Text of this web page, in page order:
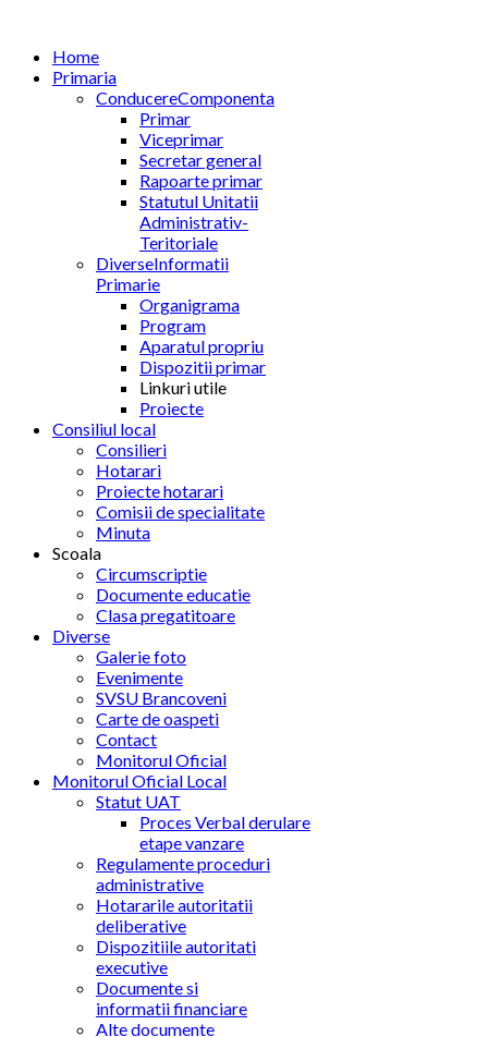
Home
Primaria
ConducereComponenta
Primar
Viceprimar
Secretar general
Rapoarte primar
Statutul Unitatii
Administrativ-
Teritoriale
DiverseInformatii
Primarie
Organigrama
Program
Aparatul propriu
Dispozitii primar
Linkuri utile
Proiecte
Consiliul local
Consilieri
Hotarari
Proiecte hotarari
Comisii de specialitate
Minuta
Scoala
Circumscriptie
Documente educatie
Clasa pregatitoare
Diverse
Galerie foto
Evenimente
SVSU Brancoveni
Carte de oaspeti
Contact
Monitorul Oficial
Monitorul Oficial Local
Statut UAT
Proces Verbal derulare
etape vanzare
Regulamente proceduri
administrative
Hotararile autoritatii
deliberative
Dispozitiile autoritati
executive
Documente si
informatii financiare
Alte documente